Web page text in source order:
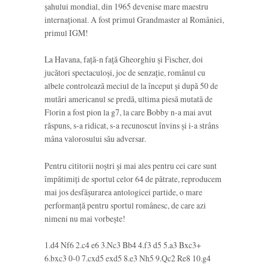
şahului mondial, din 1965 devenise mare maestru
internaţional. A fost primul Grandmaster al României,
primul IGM!
La Havana, faţă-n faţă Gheorghiu şi Fischer, doi
jucători spectaculoşi, joc de senzaţie, românul cu
albele controlează meciul de la început şi după 50 de
mutări americanul se predă, ultima piesă mutată de
Florin a fost pion la g7, la care Bobby n-a mai avut
răspuns, s-a ridicat, s-a recunoscut învins şi i-a strâns
mâna valorosului său adversar.
Pentru cititorii noştri şi mai ales pentru cei care sunt
împătimiţi de sportul celor 64 de pătrate, reproducem
mai jos desfăşurarea antologicei partide, o mare
performanţă pentru sportul românesc, de care azi
nimeni nu mai vorbeşte!
1.d4 Nf6 2.c4 e6 3.Nc3 Bb4 4.f3 d5 5.a3 Bxc3+
6.bxc3 0-0 7.cxd5 exd5 8.e3 Nh5 9.Qc2 Re8 10.g4